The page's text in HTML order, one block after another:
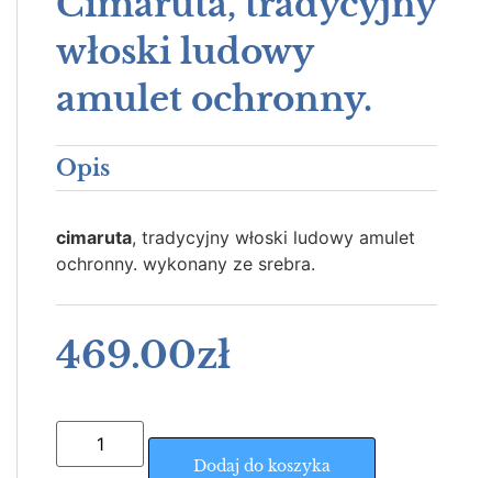
włoski ludowy
amulet ochronny.
Opis
cimaruta, tradycyjny włoski ludowy amulet
ochronny. wykonany ze srebra.
469.00zł
Dodaj do koszyka